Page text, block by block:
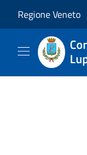
Regione Veneto